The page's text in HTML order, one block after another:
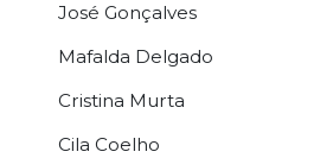
José Gonçalves
Mafalda Delgado
Cristina Murta
Cila Coelho